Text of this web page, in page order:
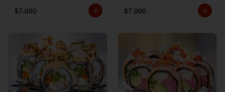
$7.990 $7.990